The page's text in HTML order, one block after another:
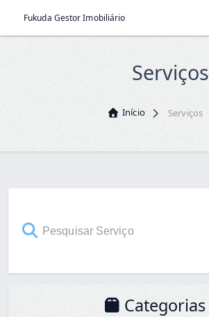
Fukuda Gestor Imobiliário
Serviços
Início Serviços
Categorias